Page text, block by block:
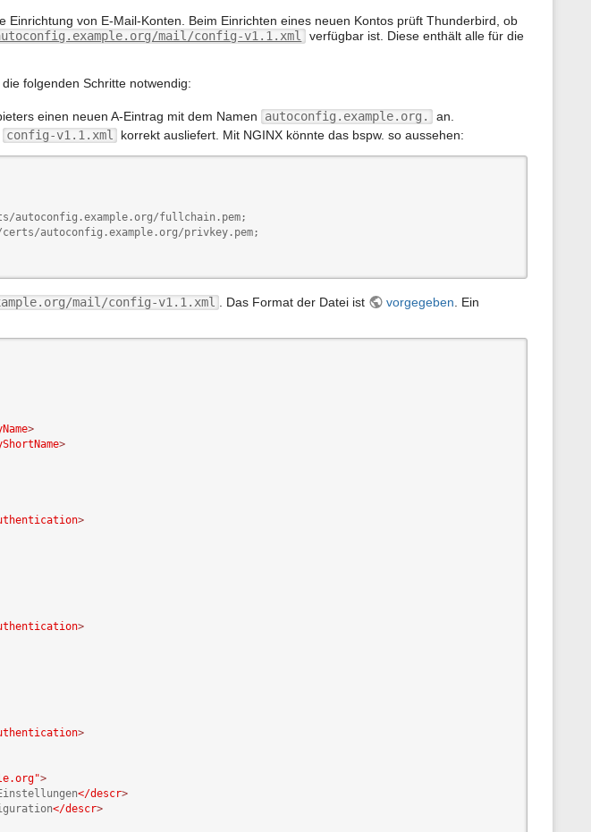
S
e
von E-Mail-Konten. Beim Einrichten eines neuen Kontos prüft Thunderbird, ob
mail/config-v1.1.xml
verfügbar ist. Diese enthält alle für die
folgenden Schritte notwendig:
einen neuen A-Eintrag mit dem Namen autoconfig.example.org.
an.
config-v1.1.xml korrekt ausliefert. Mit NGINX könnte das bspw. so aussehen:
autoconfig.example.org/fullchain.pem;
autoconfig.example.org/privkey.pem;
mail/config-v1.1.xml . Das Format der Datei ist vorgegeben . Ein
>
>
>
>
>
>
</descr>
</descr>